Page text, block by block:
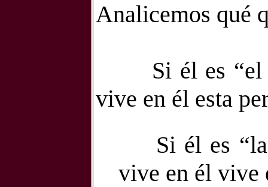
Analicemos qué
Si él es
vive en él esta
Si él es
vive en él vive